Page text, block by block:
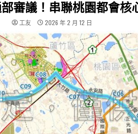
審議！串聯桃園都會核
工友 2026 年 2 月 12 日